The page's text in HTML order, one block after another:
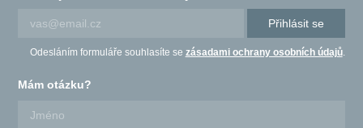
Přihlásit se
Odesláním formuláře souhlasíte se zásadami ochrany osobních údajů.
Mám otázku?